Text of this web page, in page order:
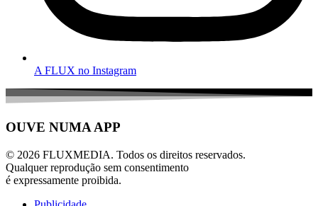
A FLUX no Instagram
OUVE NUMA APP
© 2026 FLUXMEDIA. Todos os direitos reservados.
Qualquer reprodução sem consentimento
é expressamente proibida.